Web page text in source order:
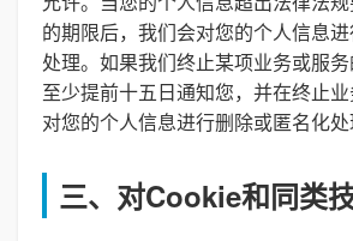
的期限后，我们会对您的个人信息
处理。如果我们终止某项业务或服
至少提前十五日通知您，并在终止
对您的个人信息进行删除或匿名化处
三、对Cookie和同类